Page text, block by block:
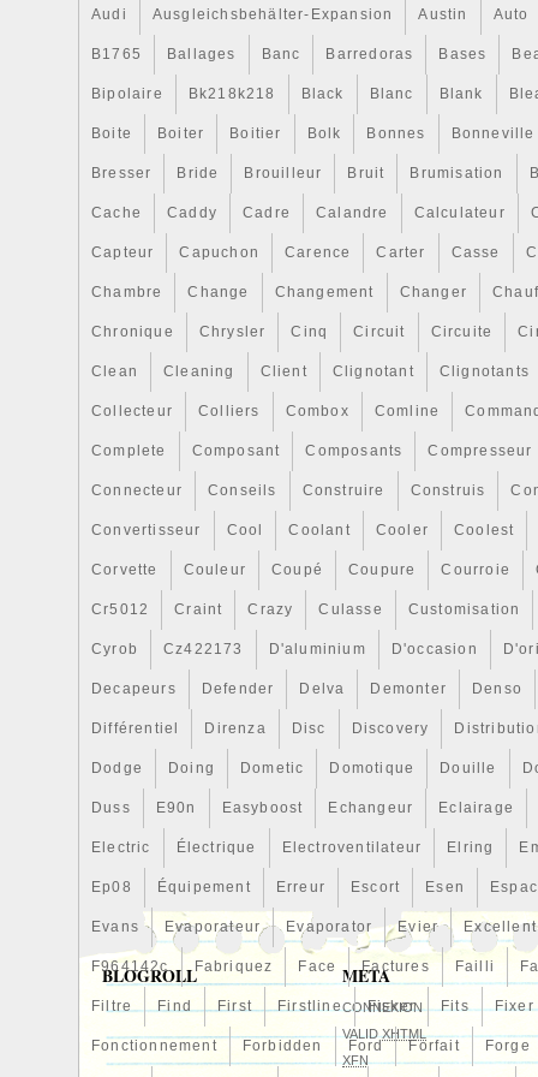
Audi Ausgleichsbehälter-Expansion Austin Auto
B1765 Ballages Banc Barredoras Bases
Bipolaire Bk218k218 Black Blanc Blank
Boite Boiter Boitier Bolk Bonnes Bonneville
Bresser Bride Brouilleur Bruit Brumisation
Cache Caddy Cadre Calandre Calculateur
Capteur Capuchon Carence Carter Casse
Chambre Change Changement Changer
Chronique Chrysler Cinq Circuit Circuite
Clean Cleaning Client Clignotant Clignotants
Collecteur Colliers Combox Comline
Complete Composant Composants Compresseur
Connecteur Conseils Construire Construis
Convertisseur Cool Coolant Cooler Coolest
Corvette Couleur Coupé Coupure Courroie
Cr5012 Craint Crazy Culasse Customisation
Cyrob Cz422173 D'aluminium D'occasion
Decapeurs Defender Delva Demonter Denso
Différentiel Direnza Disc Discovery
Dodge Doing Dometic Domotique Douille
Duss E90n Easyboost Echangeur Eclairage
Electric Électrique Electroventilateur Elring
Ep08 Équipement Erreur Escort Esen
Evans Evaporateur Evaporator Evier Excellent
F964142c Fabriquez Face Factures Failli
Filtre Find First Firstline Fisker Fits Fixer
Fonctionnement Forbidden Ford Forfait Forge
jours, à condition qu’il ne soit pas
prouvant qu’il est présenté, après cela,
accepté. Conformément à l’article 18
développement de la loi 11/97 sur les
déchets d’emballages. La personne
livraison du ou des conteneurs à
bonne gestion environnementale sera le
effectuer un tel retour, vous devez
être en parfait état et dans son
produit doit avoir été manipulé conserve
garantie. Le produit ne doit pas avoir
véhicule. Vous ne pouvez pas utiliser
remplaçant comme un colis postal, ne
livraison directement sur le carton du
société peut ne pas accepter le produit.
de la pièce retournée (incomplète,
mauvais état), le remboursement pourra
Logiquement, si le produit n’était pas
présente un défaut, cette garantie
aurons reçu la marchandise dans nos
toutes les conditions précédentes
acceptera le retour du produit et
remboursement de son montant selon
effectué, et le cas échéant, à
produit. Cet item est dans la catégorie «
accessoires\Automobile : pièces et
pour le refroidissement de
d’air ». Le vendeur est « cesvimap » et
pays: ES. Cet article peut être expédié
Europe.
Marque: LEXUS
Modèle: LS 460/600H USF 4# LS
Numéro de pièce fabricant: 163369-
BLOGROLL META
CONNEXION
VALIDXHTML
XFN